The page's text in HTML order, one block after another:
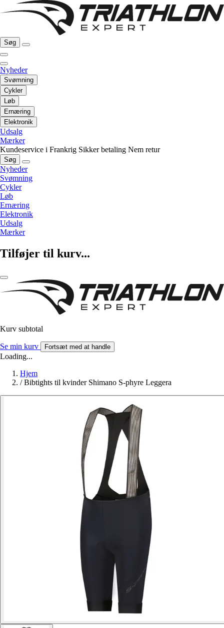
Søg
Nyheder
Svømning
Cykler
Løb
Ernæring
Elektronik
Udsalg
Mærker
Kundeservice i Frankrig Sikker betaling Nem retur
Søg
Nyheder
Svømning
Cykler
Løb
Ernæring
Elektronik
Udsalg
Mærker
Tilføjer til kurv...
Kurv subtotal
Se min kurv Fortsæt med at handle
Loading...
Hjem
/ Bibtights til kvinder Shimano S-phyre Leggera